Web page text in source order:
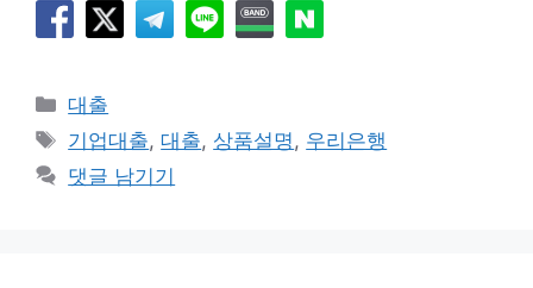
카
테
리
대출
태
그
기업대출,대출, 상품설명, 우리은행
댓글 남기기